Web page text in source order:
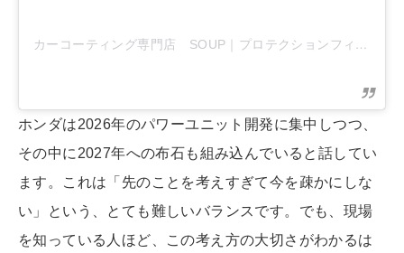
カーコーティング専門店 SOUP｜プロテクションフィルム専門店
ホンダは2026年のパワーユニット開発に集中しつつ、
その中に2027年への布石も組み込んでいると話してい
ます。これは「先のことを考えすぎて今を疎かにしな
い」という、とても難しいバランスです。でも、現場
を知っている人ほど、この考え方の大切さがわかるは